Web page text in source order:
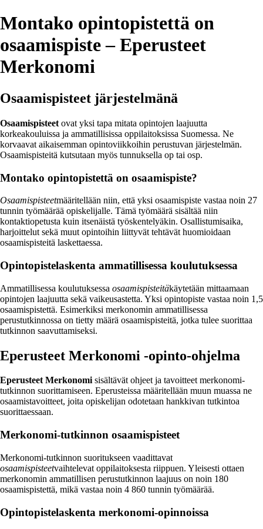
Montako opintopistettä on
osaamispiste – Eperusteet
Merkonomi
Osaamispisteet järjestelmänä
Osaamispisteet ovat yksi tapa mitata opintojen laajuutta
korkeakouluissa ja ammatillisissa oppilaitoksissa Suomessa. Ne
korvaavat aikaisemman opintoviikkoihin perustuvan järjestelmän.
Osaamispisteitä kutsutaan myös tunnuksella op tai osp.
Montako opintopistettä on osaamispiste?
Osaamispisteetmääritellään niin, että yksi osaamispiste vastaa noin 27
tunnin työmäärää opiskelijalle. Tämä työmäärä sisältää niin
kontaktiopetusta kuin itsenäistä työskentelyäkin. Osallistumisaika,
harjoittelut sekä muut opintoihin liittyvät tehtävät huomioidaan
osaamispisteitä laskettaessa.
Opintopistelaskenta ammatillisessa koulutuksessa
Ammatillisessa koulutuksessa osaamispisteitäkäytetään mittaamaan
opintojen laajuutta sekä vaikeusastetta. Yksi opintopiste vastaa noin 1,5
osaamispistettä. Esimerkiksi merkonomin ammatillisessa
perustutkinnossa on tietty määrä osaamispisteitä, jotka tulee suorittaa
tutkinnon saavuttamiseksi.
Eperusteet Merkonomi -opinto-ohjelma
Eperusteet Merkonomisisältävät ohjeet ja tavoitteet merkonomi-
tutkinnon suorittamiseen. Eperusteissa määritellään muun muassa ne
osaamistavoitteet, joita opiskelijan odotetaan hankkivan tutkintoa
suorittaessaan.
Merkonomi-tutkinnon osaamispisteet
Merkonomi-tutkinnon suoritukseen vaadittavat
osaamispisteetvaihtelevat oppilaitoksesta riippuen. Yleisesti ottaen
merkonomin ammatillisen perustutkinnon laajuus on noin 180
osaamispistettä, mikä vastaa noin 4 860 tunnin työmäärää.
Opintopistelaskenta merkonomi-opinnoissa